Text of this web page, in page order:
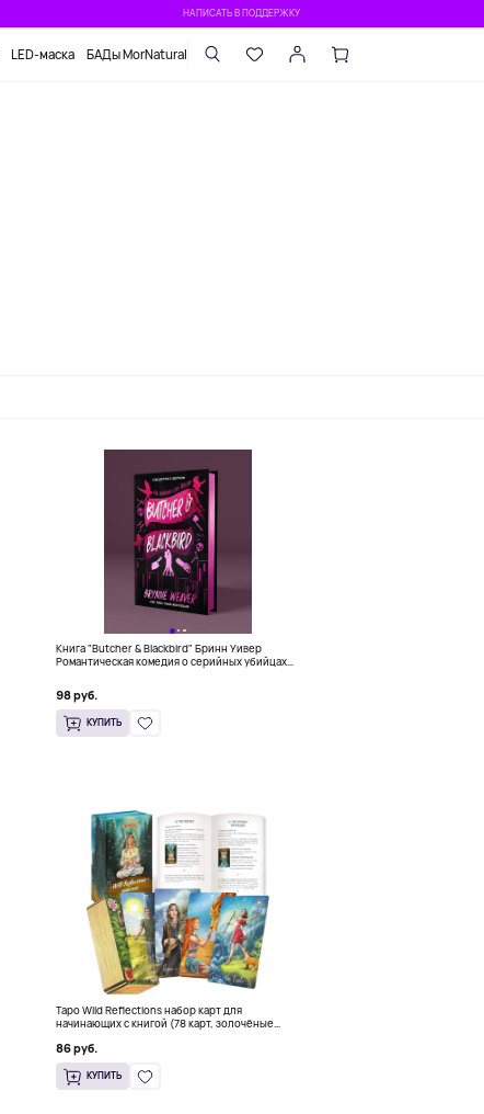
НАПИСАТЬ В ПОДДЕРЖКУ
LED-маска БАДы MorNatural
Книга "Butcher & Blackbird" Бринн Уивер
Романтическая комедия о серийных убийцах
98 руб.
КУПИТЬ
Таро Wild Reflections набор карт для
начинающих с книгой (78 карт, золочёные
86 руб.
КУПИТЬ